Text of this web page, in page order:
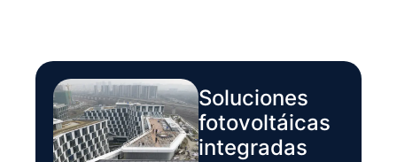
Soluciones
fotovoltáicas
integradas